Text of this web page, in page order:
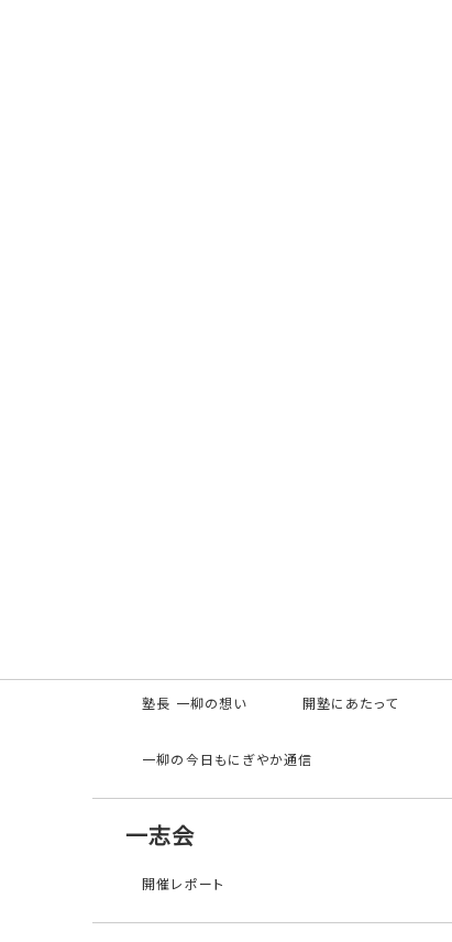
塾長 一柳の想い 開塾にあたって
一柳の今日もにぎやか通信
一志会
開催レポート